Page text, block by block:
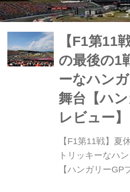
【F1第11
の最後の1
ーなハン
舞台【ハ
レビュー】
【F1第11戦】夏
トリッキーなハ
【ハンガリーGP